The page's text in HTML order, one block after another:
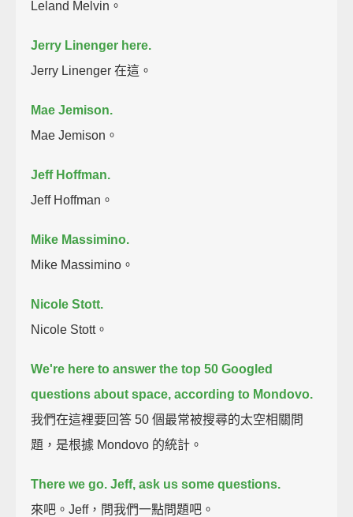
Leland Melvin。
Jerry Linenger here.
Jerry Linenger 在這。
Mae Jemison.
Mae Jemison。
Jeff Hoffman.
Jeff Hoffman。
Mike Massimino.
Mike Massimino。
Nicole Stott.
Nicole Stott。
We're here to answer the top 50 Googled
questions about space, according to Mondovo.
我們在這裡要回答 50 個最常被搜尋的太空相關問
題，是根據 Mondovo 的統計。
There we go. Jeff, ask us some questions.
來吧。Jeff，問我們一點問題吧。